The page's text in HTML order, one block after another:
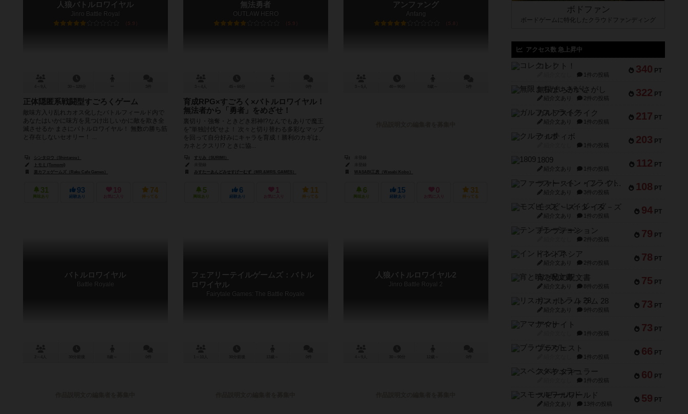
人狼バトルロワイヤル
Jinro Battle Royal
5.9
正体隠匿系戦闘型すごろくゲーム
敵味方入り乱れカオス化したバトルフィールド内で
あなたはいかに味方を見つけ出しいかに敵を欺き全
滅させるか まさにバトルロワイヤル！ 無数の勝ち筋
と存在しないセオリー！ ...
シンタロウ（Shintarou）
トモミ (Tomomi)
楽カフェゲームズ（Raku Cafe Games）
31
興味あり
93
経験あり
19
お気に入り
74
持ってる
無法勇者
OUTLAW HERO
5.9
育成RPG×すごろく×バトルロワイヤル！
無法者から「勇者」をめざせ！
裏切り・強奪・ときどき邪神!?なんでもありで魔王
を"単独討伐"せよ！ 次々と切り替わる多彩なマップ
を回って自分好みにキャラを育成！勝利のカギは、
カネとクスリ!? ときに協...
すりみ（SURIMI）
みすたーあんどみせすげーむず（MR.&MRS. GAMES）
5
興味あり
6
経験あり
1
お気に入り
11
持ってる
アンファング
Anfang
5.8
WASABI工房（Wasabi Kobo）
6
興味あり
15
経験あり
0
お気に入り
31
持ってる
バトルロワイヤル
Battle Royale
フェアリーテイルゲームズ：バトル
ロワイヤル
Fairytale Games: The Battle Royale
人狼バトルロワイヤル2
Jinro Battle Royal 2
ボドファン
ボードゲームに特化したクラウドファンディング
アクセス数 急上昇中
340 PT
コレクト！
1件の投稿
322 PT
無限まちがいさがし
紹介文あり 2件の投稿
217 PT
ガルフストライク
紹介文あり 1件の投稿
203 PT
クルティボ
1件の投稿
112 PT
1809
紹介文あり 1件の投稿
108 PT
ファースト・イン・フライト
紹介文あり 3件の投稿
94 PT
モズビ－ズ・レイダ－ズ
紹介文あり 1件の投稿
79 PT
テンプテーション
2件の投稿
78 PT
インドネシア
紹介文あり 2件の投稿
75 PT
宵と暁の呪文書
紹介文あり 8件の投稿
73 PT
リスボン・トラム 28
紹介文あり 9件の投稿
73 PT
アマナイト
1件の投稿
66 PT
ブラヴェスト
1件の投稿
60 PT
スペクタキュラー
1件の投稿
59 PT
スモールワールド
紹介文あり 13件の投稿